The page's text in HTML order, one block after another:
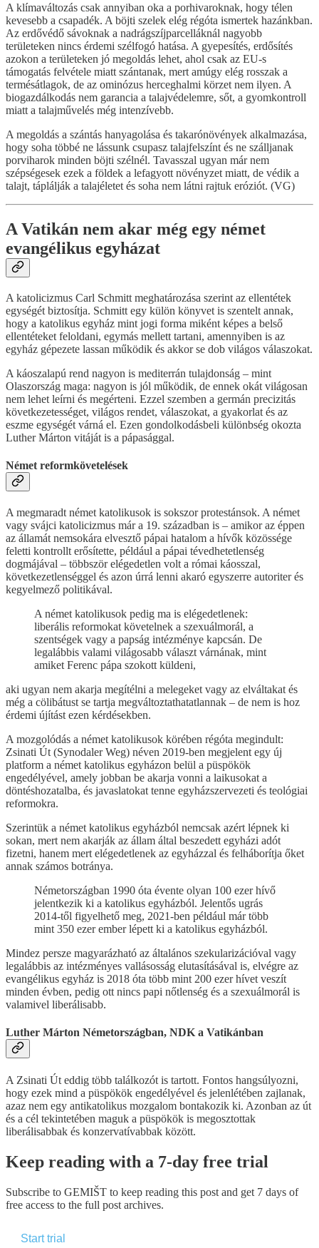
A klímaváltozás csak annyiban oka a porhivaroknak, hogy télen
kevesebb a csapadék. A böjti szelek elég régóta ismertek hazánkban.
Az erdővédő sávoknak a nadrágszíjparcelláknál nagyobb
területeken nincs érdemi szélfogó hatása. A gyepesítés, erdősítés
azokon a területeken jó megoldás lehet, ahol csak az EU-s
támogatás felvétele miatt szántanak, mert amúgy elég rosszak a
termésátlagok, de az ominózus herceghalmi körzet nem ilyen. A
biogazdálkodás nem garancia a talajvédelemre, sőt, a gyomkontroll
miatt a talajművelés még intenzívebb.
A megoldás a szántás hanyagolása és takarónövények alkalmazása,
hogy soha többé ne lássunk csupasz talajfelszínt és ne szálljanak
porviharok minden böjti szélnél. Tavasszal ugyan már nem
szépségesek ezek a földek a lefagyott növényzet miatt, de védik a
talajt, táplálják a talajéletet és soha nem látni rajtuk eróziót. (VG)
A Vatikán nem akar még egy német
evangélikus egyházat
A katolicizmus Carl Schmitt meghatározása szerint az ellentétek
egységét biztosítja. Schmitt egy külön könyvet is szentelt annak,
hogy a katolikus egyház mint jogi forma miként képes a belső
ellentéteket feloldani, egymás mellett tartani, amennyiben is az
egyház gépezete lassan működik és akkor se dob világos válaszokat.
A káoszalapú rend nagyon is mediterrán tulajdonság – mint
Olaszország maga: nagyon is jól működik, de ennek okát világosan
nem lehet leírni és megérteni. Ezzel szemben a germán precizitás
következetességet, világos rendet, válaszokat, a gyakorlat és az
eszme egységét várná el. Ezen gondolkodásbeli különbség okozta
Luther Márton vitáját is a pápasággal.
Német reformkövetelések
A megmaradt német katolikusok is sokszor protestánsok. A német
vagy svájci katolicizmus már a 19. században is – amikor az éppen
az államát nemsokára elvesztő pápai hatalom a hívők közössége
feletti kontrollt erősítette, például a pápai tévedhetetlenség
dogmájával – többször elégedetlen volt a római káosszal,
következetlenséggel és azon úrrá lenni akaró egyszerre autoriter és
kegyelmező politikával.
A német katolikusok pedig ma is elégedetlenek:
liberális reformokat követelnek a szexuálmorál, a
szentségek vagy a papság intézménye kapcsán. De
legalábbis valami világosabb választ várnának, mint
amiket Ferenc pápa szokott küldeni,
aki ugyan nem akarja megítélni a melegeket vagy az elváltakat és
még a cölibátust se tartja megváltoztathatatlannak – de nem is hoz
érdemi újítást ezen kérdésekben.
A mozgolódás a német katolikusok körében régóta megindult:
Zsinati Út (Synodaler Weg) néven 2019-ben megjelent egy új
platform a német katolikus egyházon belül a püspökök
engedélyével, amely jobban be akarja vonni a laikusokat a
döntéshozatalba, és javaslatokat tenne egyházszervezeti és teológiai
reformokra.
Szerintük a német katolikus egyházból nemcsak azért lépnek ki
sokan, mert nem akarják az állam által beszedett egyházi adót
fizetni, hanem mert elégedetlenek az egyházzal és felháborítja őket
annak számos botránya.
Németországban 1990 óta évente olyan 100 ezer hívő
jelentkezik ki a katolikus egyházból. Jelentős ugrás
2014-től figyelhető meg, 2021-ben például már több
mint 350 ezer ember lépett ki a katolikus egyházból.
Mindez persze magyarázható az általános szekularizációval vagy
legalábbis az intézményes vallásosság elutasításával is, elvégre az
evangélikus egyház is 2018 óta több mint 200 ezer hívet veszít
minden évben, pedig ott nincs papi nőtlenség és a szexuálmorál is
valamivel liberálisabb.
Luther Márton Németországban, NDK a Vatikánban
A Zsinati Út eddig több találkozót is tartott. Fontos hangsúlyozni,
hogy ezek mind a püspökök engedélyével és jelenlétében zajlanak,
azaz nem egy antikatolikus mozgalom bontakozik ki. Azonban az út
és a cél tekintetében maguk a püspökök is megosztottak
liberálisabbak és konzervatívabbak között.
Keep reading with a 7-day free trial
Subscribe to GEMIŠT to keep reading this post and get 7 days of
free access to the full post archives.
Start trial